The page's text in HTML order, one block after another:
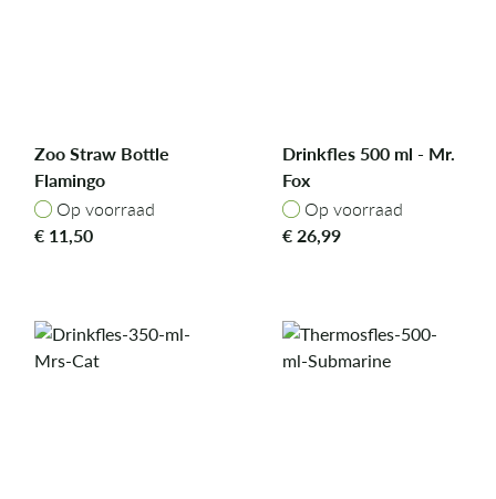
Zoo Straw Bottle
Flamingo
Op voorraad
Op voorraad
€ 11,50
Drinkfles 500 ml - Mr.
Fox
Op voorraad
Op voorraad
€26,99